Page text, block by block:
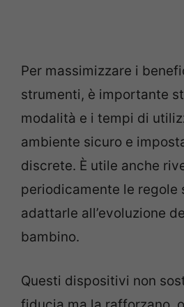
Per massimizzare i
strumenti, è importante
modalità e i tempi di
ambiente sicuro e
discrete. È utile anche
periodicamente le regole
adattarle all’evoluzione
bambino.
Questi dispositivi non